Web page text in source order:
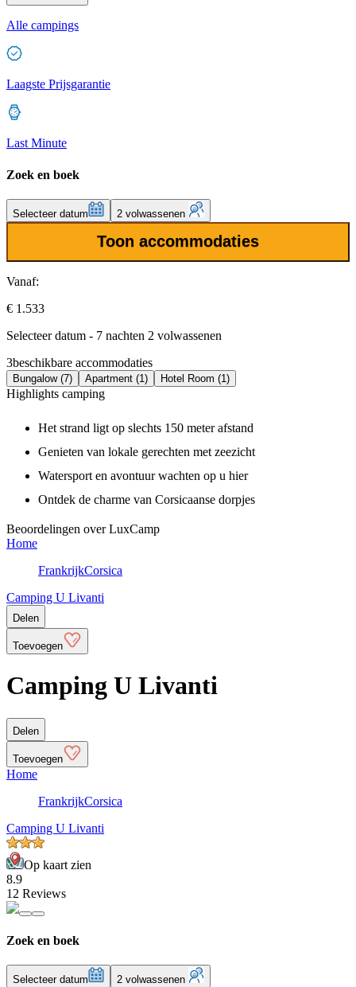
Alle campings
Laagste Prijsgarantie
Last Minute
Zoek en boek
Selecteer datum 2 volwassenen
Toon accommodaties
Vanaf:
€ 1.533
Selecteer datum - 7 nachten 2 volwassenen
3beschikbare accommodaties
Bungalow (7) Apartment (1) Hotel Room (1)
Highlights camping
Het strand ligt op slechts 150 meter afstand
Genieten van lokale gerechten met zeezicht
Watersport en avontuur wachten op u hier
Ontdek de charme van Corsicaanse dorpjes
Beoordelingen over LuxCamp
Home
FrankrijkCorsica
Camping U Livanti
Delen
Toevoegen
Camping U Livanti
Delen
Toevoegen
Home
FrankrijkCorsica
Camping U Livanti
Op kaart zien
8.9
12 Reviews
Zoek en boek
Selecteer datum 2 volwassenen